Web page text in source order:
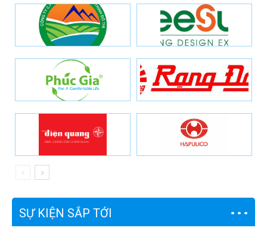
SỰ KIỆN SẮP TỚI